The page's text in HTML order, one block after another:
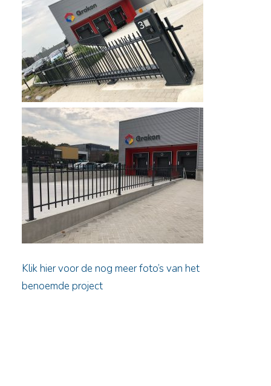
Klik hier voor de nog meer foto’s van het
benoemde project